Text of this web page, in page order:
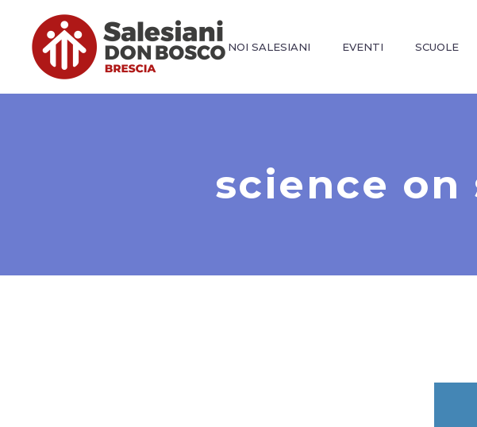
NOI SALESIANI EVENTI SCUOLE
science on